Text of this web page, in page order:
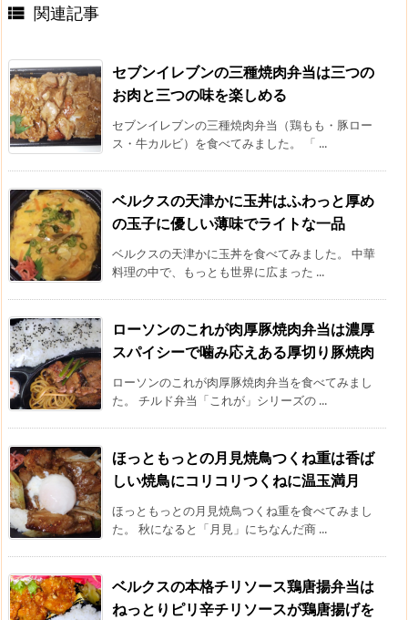
 関連記事
セブンイレブンの三種焼肉弁当は三つの
お肉と三つの味を楽しめる
セブンイレブンの三種焼肉弁当（鶏もも・豚ロー
ス・牛カルビ）を食べてみました。 「 ...
ベルクスの天津かに玉丼はふわっと厚め
の玉子に優しい薄味でライトな一品
ベルクスの天津かに玉丼を食べてみました。 中華
料理の中で、もっとも世界に広まった ...
ローソンのこれが肉厚豚焼肉弁当は濃厚
スパイシーで噛み応えある厚切り豚焼肉
ローソンのこれが肉厚豚焼肉弁当を食べてみまし
た。 チルド弁当「これが」シリーズの ...
ほっともっとの月見焼鳥つくね重は香ば
しい焼鳥にコリコリつくねに温玉満月
ほっともっとの月見焼鳥つくね重を食べてみまし
た。 秋になると「月見」にちなんだ商 ...
ベルクスの本格チリソース鶏唐揚弁当は
ねっとりピリ辛チリソースが鶏唐揚げを